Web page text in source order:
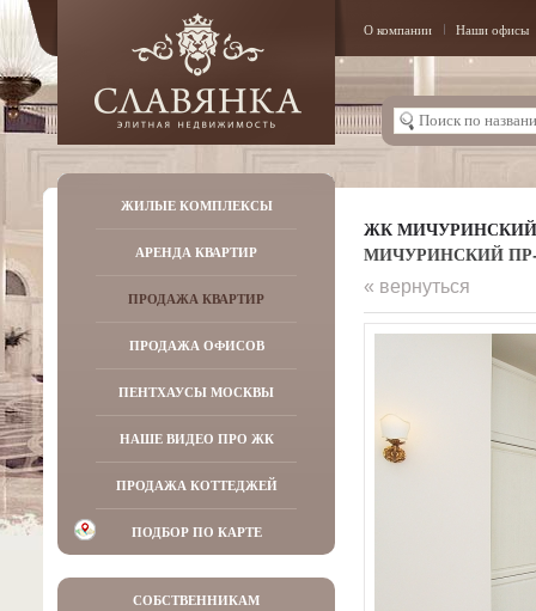
О компании Наши офисы
ЖИЛЫЕ КОМПЛЕКСЫ
АРЕНДА КВАРТИР
ПРОДАЖА КВАРТИР
ПРОДАЖА ОФИСОВ
ПЕНТХАУСЫ МОСКВЫ
НАШЕ ВИДЕО ПРО ЖК
ПРОДАЖА КОТТЕДЖЕЙ
ПОДБОР ПО КАРТЕ
СОБСТВЕННИКАМ
ЖК МИЧУРИНСКИЙ
МИЧУРИНСКИЙ ПР-
« вернуться